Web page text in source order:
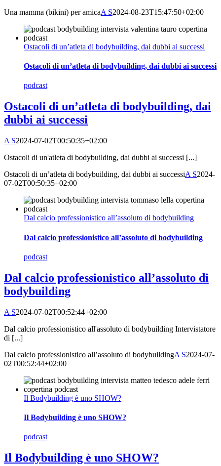
Una mamma (bikini) per amicaA S2024-08-23T15:47:50+02:00
Ostacoli di un’atleta di bodybuilding, dai dubbi ai successi
Ostacoli di un’atleta di bodybuilding, dai dubbi ai successi
podcast
Ostacoli di un’atleta di bodybuilding, dai
dubbi ai successi
A S2024-07-02T00:50:35+02:00
Ostacoli di un'atleta di bodybuilding, dai dubbi ai successi [...]
Ostacoli di un’atleta di bodybuilding, dai dubbi ai successiA S2024-
07-02T00:50:35+02:00
Dal calcio professionistico all’assoluto di bodybuilding
Dal calcio professionistico all’assoluto di bodybuilding
podcast
Dal calcio professionistico all’assoluto di
bodybuilding
A S2024-07-02T00:52:44+02:00
Dal calcio professionistico all'assoluto di bodybuilding Intervistatore
di [...]
Dal calcio professionistico all’assoluto di bodybuildingA S2024-07-
02T00:52:44+02:00
Il Bodybuilding è uno SHOW?
Il Bodybuilding è uno SHOW?
podcast
Il Bodybuilding è uno SHOW?